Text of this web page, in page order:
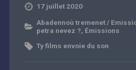
17 juillet 2020
Abadennoù tremenet /
petra nevez ?, Émissions
Ty films envoie du son